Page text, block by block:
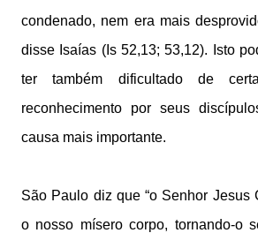
condenado, nem era mais
disse Isaías (Is 52,13; 53,12). Isto
ter também dificultado de
reconhecimento por seus
causa mais importante.
São Paulo diz que “o Senhor Jesus
o nosso mísero corpo, tornando-o